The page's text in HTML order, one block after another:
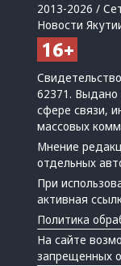
2013-2026 /
Новости
62371.
сфере связи,
массовых
Мнение
отдельных
При
активная
Политика
На сайте
запрещенных